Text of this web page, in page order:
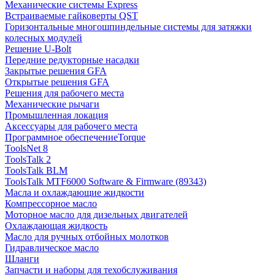
Механические системы Express
Встраиваемые гайковерты QST
Горизонтальные многошпиндельные системы для затяжки
колесных модулей
Решение U-Bolt
Передние редукторные насадки
Закрытые решения GFA
Открытые решения GFA
Решения для рабочего места
Механические рычаги
Промышленная локация
Аксессуары для рабочего места
Программное обеспечениеTorque
ToolsNet 8
ToolsTalk 2
ToolsTalk BLM
ToolsTalk MTF6000 Software & Firmware (89343)
Масла и охлаждающие жидкости
Компрессорное масло
Моторное масло для дизельных двигателей
Охлаждающая жидкость
Масло для ручных отбойных молотков
Гидравлическое масло
Шланги
Запчасти и наборы для техобслуживания